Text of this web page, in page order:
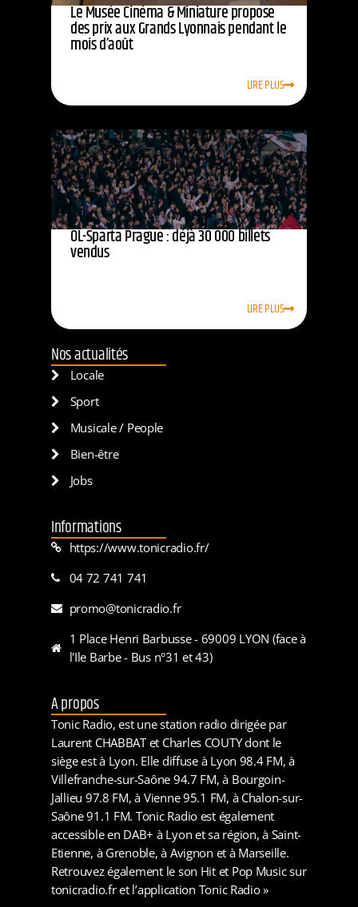
Le Musée Cinéma & Miniature propose
des prix aux Grands Lyonnais pendant le
mois d’août
LIRE PLUS
OL-Sparta Prague : déjà 30 000 billets
vendus
LIRE PLUS
Nos actualités
Locale
Sport
Musicale / People
Bien-être
Jobs
Informations
https://www.tonicradio.fr/
04 72 741 741
promo@tonicradio.fr
1 Place Henri Barbusse - 69009 LYON (face à
l'Ile Barbe - Bus n°31 et 43)
A propos
Tonic Radio, est une station radio dirigée par
Laurent CHABBAT et Charles COUTY dont le
siège est à Lyon. Elle diffuse à Lyon 98.4 FM, à
Villefranche-sur-Saône 94.7 FM, à Bourgoin-
Jallieu 97.8 FM, à Vienne 95.1 FM, à Chalon-sur-
Saône 91.1 FM. Tonic Radio est également
accessible en DAB+ à Lyon et sa région, à Saint-
Etienne, à Grenoble, à Avignon et à Marseille.
Retrouvez également le son Hit et Pop Music sur
tonicradio.fr et l’application Tonic Radio »